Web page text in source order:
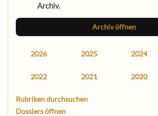
Archiv.
Archiv öffnen
2026 2025 2024
2022 2021 2020
Rubriken durchsuchen
Dossiers öffnen